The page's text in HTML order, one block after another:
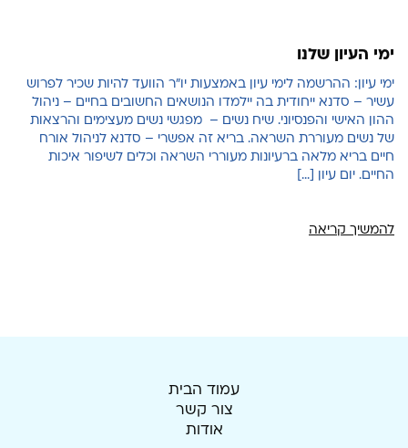
ימי העיון שלנו
ימי עיון: ההרשמה לימי עיון באמצעות יו"ר הוועד להיות שכיר לפרוש
עשיר – סדנא ייחודית בה יילמדו הנושאים החשובים בחיים – ניהול
ההון האישי והפנסיוני. שיח נשים – מפגשי נשים מעצימים והרצאות
של נשים מעוררת השראה. בריא זה אפשרי – סדנא לניהול אורח
חיים בריא מלאה ברעיונות מעוררי השראה וכלים לשיפור איכות
החיים. יום עיון […]
להמשיך קריאה
עמוד הבית
צור קשר
אודות